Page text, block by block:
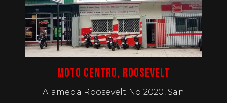
MOTO CENTRO, ROOSEVELT
Alameda Roosevelt No 2020, San